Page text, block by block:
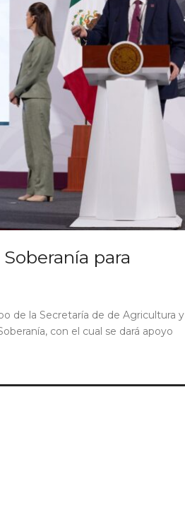
para
de la Secretaría de de Agricultura y
con el cual se dará apoyo